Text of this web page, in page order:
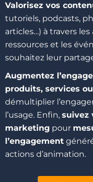
Valorisez vos
tutoriels, podcasts,
articles…) à travers
ressources et les
souhaitez leur
Augmentez
produits, services
démultiplier
l’usage. Enfin, suivez
marketing pour
l’engagement
actions d’animation.